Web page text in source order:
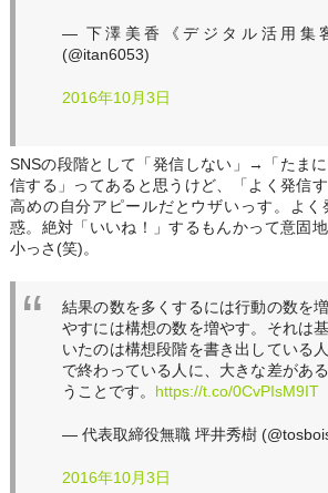
— 下澤美香《デジタル活用集
(@itan6053)
2016年10月3日
SNSの段階として「発信しない」→「たま
信する」ってあると思うけど、「よく発信
高めの自分アピールだとウザいっす。よく
惑。絶対「いいね！」するもんかって意固
小っさ(笑)。
結果の数を多くするには行動の数を
やすには構想の数を増やす。それは
いたのは構想段階を書き出している
で終わっている人に、大きな差があ
うことです。 https://t.co/0CvPIsM9IT
— 代表取締役無職 坪井秀樹
2016年10月3日